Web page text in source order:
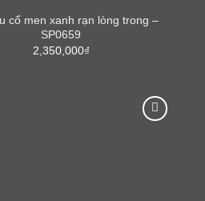
cổ men xanh rạn lòng trong –
SP0659
2,350,000₫